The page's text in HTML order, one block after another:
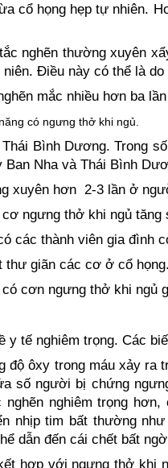
cổ họng hẹp tự nhiên.
nghẽn thường xuyên
Điều này có thể là
mắc nhiều hơn ba
có ngưng thở khi ngủ.
Bình Dương. Trong
Nha và Thái Bình
xuyên hơn 2-3 lần ở
ngưng thở khi ngủ tăng
các thành viên gia đình
thư giãn các cơ ở cổ họng.
cơn ngưng thở khi ngủ
tế nghiêm trọng. Các
độ ôxy trong máu xảy ra
số người bị chứng
nghiêm trọng
nhịp tim bất thường
dẫn đến cái chết bất
hợp với ngưng thở khi